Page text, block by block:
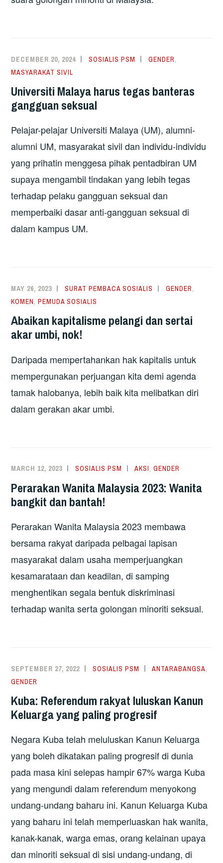
DECEMBER 20, 2024 SOSIALIS PSM GENDER,
MASYARAKAT SIVIL
Universiti Malaya harus tegas banteras
gangguan seksual
Pelajar-pelajar Universiti Malaya (UM), alumni-
alumni UM, masyarakat sivil dan individu-individu
yang prihatin menggesa pihak pentadbiran UM
supaya mengambil tindakan yang lebih tegas
terhadap pelaku gangguan seksual dan
memperbaiki dasar anti-gangguan seksual di
dalam kampus UM.
MAY 26, 2023 SURAT PEMBACA SOSIALIS GENDER,
KOMEN,PEMUDA SOSIALIS
Abaikan kapitalisme pelangi dan sertai
akar umbi, nok!
Daripada mempertahankan hak kapitalis untuk
mempergunakan perjuangan kita demi agenda
tamak halobanya, lebih baik kita melibatkan diri
dalam gerakan akar umbi.
MARCH 12, 2023 SOSIALIS PSM AKSI,GENDER
Perarakan Wanita Malaysia 2023: Wanita
bangkit dan bantah!
Perarakan Wanita Malaysia 2023 membawa
bersama rakyat daripada pelbagai lapisan
masyarakat dalam usaha memperjuangkan
kesamarataan dan keadilan, di samping
menghentikan segala bentuk diskriminasi
terhadap wanita serta golongan minoriti seksual.
SEPTEMBER 27, 2022 SOSIALIS PSM ANTARABANGSA,
GENDER
Kuba: Referendum rakyat luluskan Kanun
Keluarga yang paling progresif
Negara Kuba telah meluluskan Kanun Keluarga
yang boleh dikatakan paling progresif di dunia
pada masa kini selepas hampir 67% warga Kuba
yang mengundi dalam referendum menyokong
undang-undang baharu ini. Kanun Keluarga Kuba
yang baharu ini telah memperluaskan hak wanita,
kanak-kanak, warga emas, orang kelainan upaya
dan minoriti seksual di sisi undang-undang, di